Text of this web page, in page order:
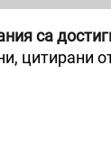
са
цитирани